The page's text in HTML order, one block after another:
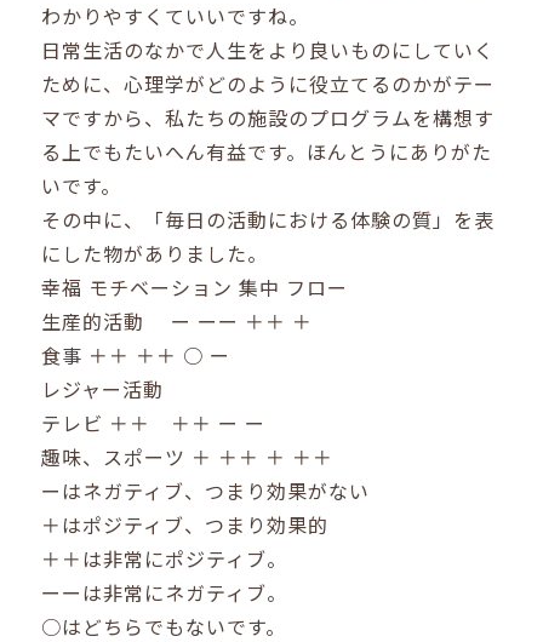
わかりやすくていいですね。
日常生活のなかで人生をより良いものにしていく
ために、心理学がどのように役立てるのかがテー
マですから、私たちの施設のプログラムを構想す
る上でもたいへん有益です。ほんとうにありがた
いです。
その中に、「毎日の活動における体験の質」を表
にした物がありました。
幸福 モチベーション 集中 フロー
生産的活動 ー ーー ＋＋ ＋
食事 ＋＋ ＋＋ ○ ー
レジャー活動
テレビ ＋＋ ＋＋ ー ー
趣味、スポーツ ＋ ＋＋ ＋ ＋＋
ーはネガティブ、つまり効果がない
＋はポジティブ、つまり効果的
＋＋は非常にポジティブ。
ーーは非常にネガティブ。
○はどちらでもないです。